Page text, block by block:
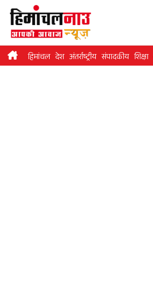
Skip
content
हिमांचल देश अंतर्राष्ट्रीय संपादकीय शिक्षा